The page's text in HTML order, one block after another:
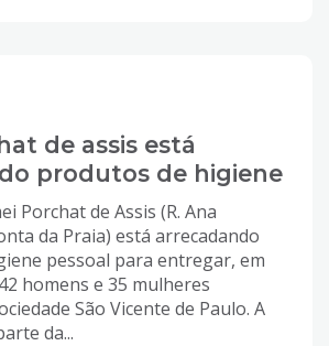
de assis está
produtos de higiene
Porchat de Assis (R. Ana
da Praia) está arrecadando
pessoal para entregar, em
homens e 35 mulheres
São Vicente de Paulo. A
da...